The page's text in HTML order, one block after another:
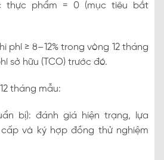
thực phẩm = 0 (mục tiêu bắt
phí ≥ 8–12% trong vòng 12 tháng
sở hữu (TCO) trước đó.
tháng mẫu:
bị): đánh giá hiện trạng, lựa
và ký hợp đồng thử nghiệm